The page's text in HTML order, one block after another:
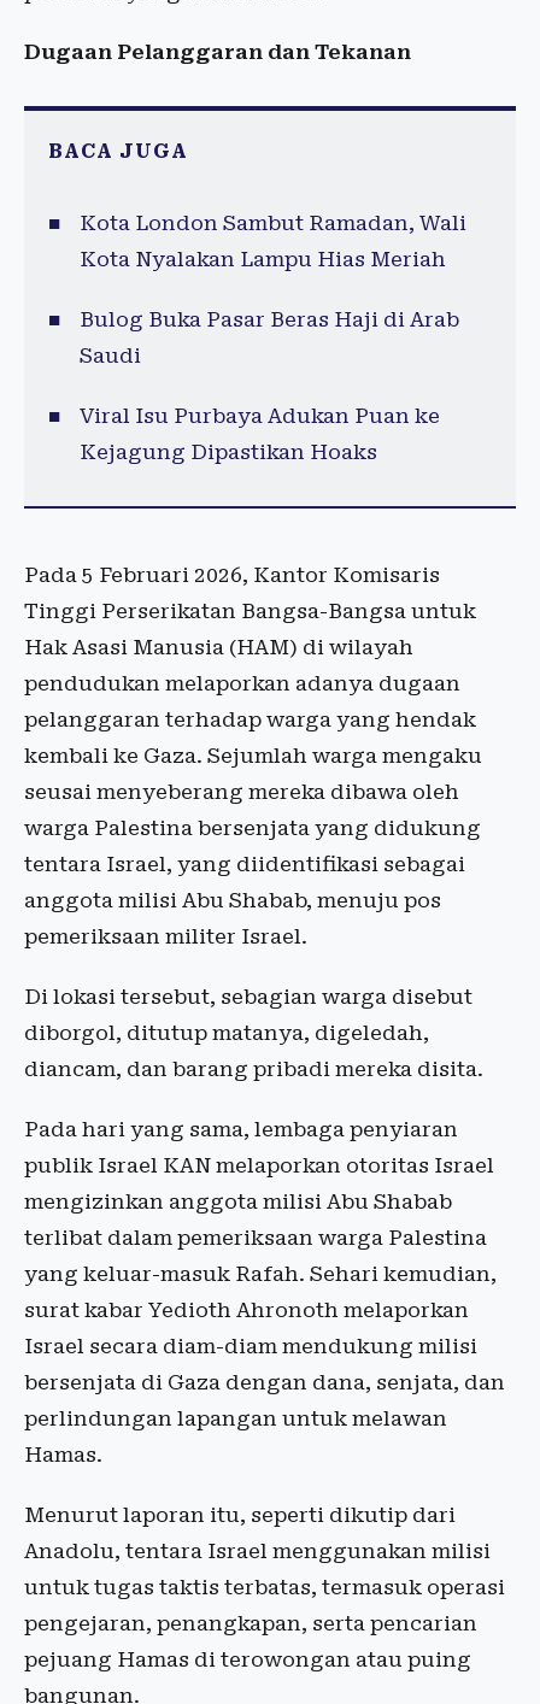
Dugaan Pelanggaran dan Tekanan
BACA JUGA
Kota London Sambut Ramadan, Wali
Kota Nyalakan Lampu Hias Meriah
Bulog Buka Pasar Beras Haji di Arab
Saudi
Viral Isu Purbaya Adukan Puan ke
Kejagung Dipastikan Hoaks
Pada 5 Februari 2026, Kantor Komisaris
Tinggi Perserikatan Bangsa-Bangsa untuk
Hak Asasi Manusia (HAM) di wilayah
pendudukan melaporkan adanya dugaan
pelanggaran terhadap warga yang hendak
kembali ke Gaza. Sejumlah warga mengaku
seusai menyeberang mereka dibawa oleh
warga Palestina bersenjata yang didukung
tentara Israel, yang diidentifikasi sebagai
anggota milisi Abu Shabab, menuju pos
pemeriksaan militer Israel.
Di lokasi tersebut, sebagian warga disebut
diborgol, ditutup matanya, digeledah,
diancam, dan barang pribadi mereka disita.
Pada hari yang sama, lembaga penyiaran
publik Israel KAN melaporkan otoritas Israel
mengizinkan anggota milisi Abu Shabab
terlibat dalam pemeriksaan warga Palestina
yang keluar-masuk Rafah. Sehari kemudian,
surat kabar Yedioth Ahronoth melaporkan
Israel secara diam-diam mendukung milisi
bersenjata di Gaza dengan dana, senjata, dan
perlindungan lapangan untuk melawan
Hamas.
Menurut laporan itu, seperti dikutip dari
Anadolu, tentara Israel menggunakan milisi
untuk tugas taktis terbatas, termasuk operasi
pengejaran, penangkapan, serta pencarian
pejuang Hamas di terowongan atau puing
bangunan.